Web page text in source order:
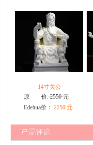
14寸关公
原 价:2550 元
Edehua价： 2250 元